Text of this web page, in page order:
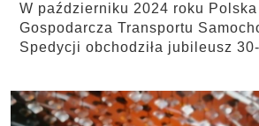
W październiku 2024 roku
Gospodarcza Transportu
Spedycji obchodziła jubileusz